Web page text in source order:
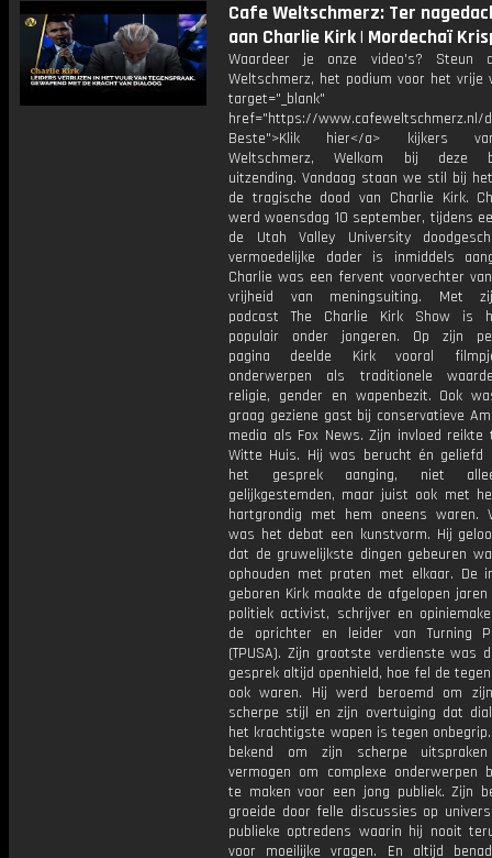
Cafe Weltschmerz: Ter
aan Charlie Kirk | Mordechaï
Waardeer je onze video's? Steun
Weltschmerz, het podium voor het vrije
target="_blank"
href="https://www.cafeweltschmerz.nl/
Beste">Klik hier</a> kijkers
Weltschmerz, Welkom bij deze
uitzending. Vandaag staan we stil bij
de tragische dood van Charlie Kirk.
werd woensdag 10 september, tijdens
de Utah Valley University
vermoedelijke dader is inmiddels
Charlie was een fervent voorvechter
vrijheid van meningsuiting. Met
podcast The Charlie Kirk Show is
populair onder jongeren. Op zijn
pagina deelde Kirk vooral
onderwerpen als traditionele
religie, gender en wapenbezit. Ook
graag geziene gast bij conservatieve
media als Fox News. Zijn invloed
Witte Huis. Hij was berucht én geliefd
het gesprek aanging, niet
gelijkgestemden, maar juist ook met
hartgrondig met hem oneens waren.
was het debat een kunstvorm. Hij
dat de gruwelijkste dingen gebeuren
ophouden met praten met elkaar. De
geboren Kirk maakte de afgelopen
politiek activist, schrijver en
de oprichter en leider van Turning
(TPUSA). Zijn grootste verdienste was
gesprek altijd openhield, hoe fel de
ook waren. Hij werd beroemd om
scherpe stijl en zijn overtuiging dat
het krachtigste wapen is tegen
bekend om zijn scherpe
vermogen om complexe onderwerpen
te maken voor een jong publiek. Zijn
groeide door felle discussies op
publieke optredens waarin hij nooit
voor moeilijke vragen. En altijd